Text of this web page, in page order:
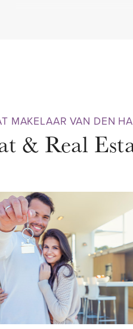
Begane grond:
Hoofdentree met video
5e verdieping:
Ruime entree met
met toegang tot het
westen met werkelijk
Madurodam. Vanuit de
open keuken voorzien
oven- magnetron,
afzuigkap.
MAKELAAR VAN DEN
& Real